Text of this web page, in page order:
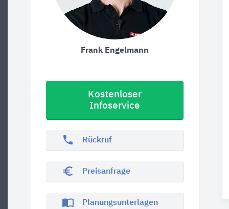
Frank Engelmann
Kostenloser
Infoservice
phone Rückruf
euro_symbol Preisanfrage
import_contacts Planungsunterlagen